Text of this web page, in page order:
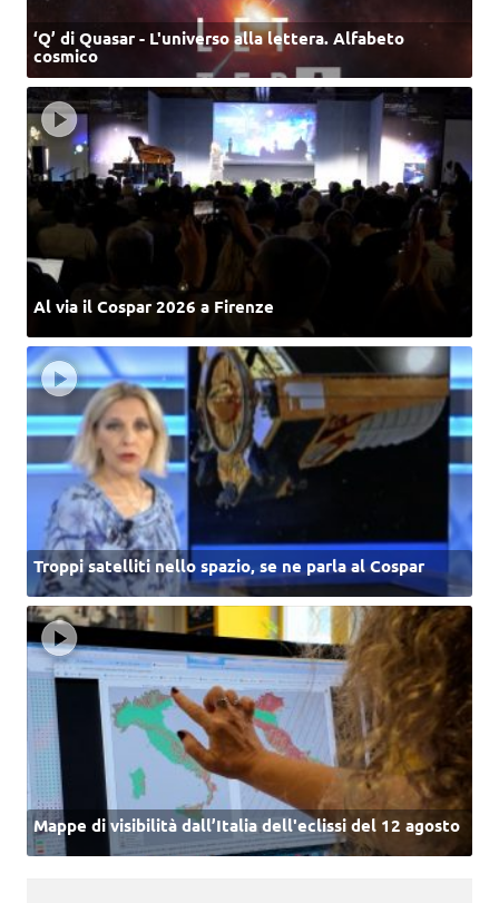
‘Q’ di Quasar - L'universo alla lettera. Alfabeto
cosmico
Al via il Cospar 2026 a Firenze
Troppi satelliti nello spazio, se ne parla al Cospar
Mappe di visibilità dall’Italia dell'eclissi del 12 agosto